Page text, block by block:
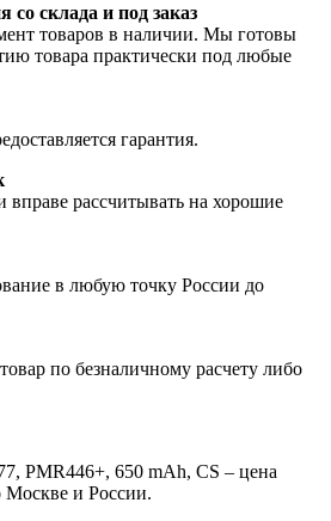
со склада и под заказ
товаров в наличии. Мы готовы
товара практически под любые
гарантия.
вправе рассчитывать на хорошие
в любую точку России до
по безналичному расчету либо
PMR446+, 650 mAh, CS – цена
Москве и России.